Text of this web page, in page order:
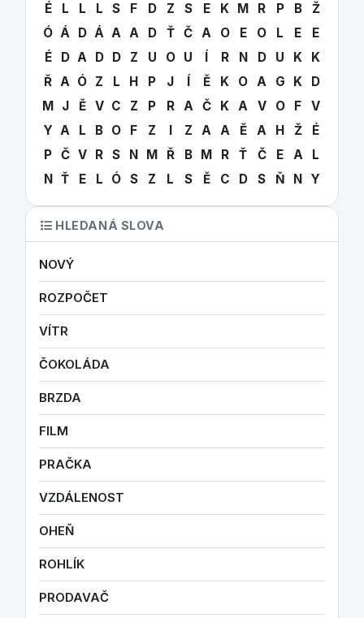
É
L L L S F D Z S E K M R P B
Ž
Ó Á D Á A A D Ť Č A O E O L E
E
É
D A D D Z U O U Í R N D U K
K
Ř A Ó Z L H P J Í Ě K O A G K
D
M J Ě V C Z P R A Č K A V O F
V
Y A L B O F Z I Z A A Ě A H Ž
É
P Č V R S N M Ř B M R Ť Č E A
L
N Ť E L Ó S Z L S Ě C D S Ň N Y
HLEDANÁ SLOVA
NOVÝ
ROZPOČET
VÍTR
ČOKOLÁDA
BRZDA
FILM
PRAČKA
VZDÁLENOST
OHEŇ
ROHLÍK
PRODAVAČ